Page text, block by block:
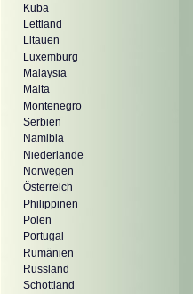
Kuba
Lettland
Litauen
Luxemburg
Malaysia
Malta
Montenegro
Serbien
Namibia
Niederlande
Norwegen
Österreich
Philippinen
Polen
Portugal
Rumänien
Russland
Schottland